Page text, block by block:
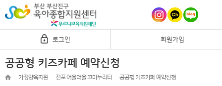
로그인 회원가입
공공형 키즈카페 예약신청
가정양육지원 전포 어울더울 꼬마누리터 공공형 키즈카페 예약신청